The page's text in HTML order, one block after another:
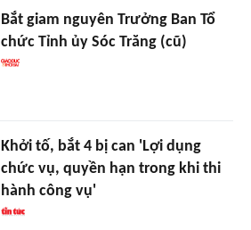
Bắt giam nguyên Trưởng Ban Tổ
chức Tỉnh ủy Sóc Trăng (cũ)
Khởi tố, bắt 4 bị can 'Lợi dụng
chức vụ, quyền hạn trong khi thi
hành công vụ'